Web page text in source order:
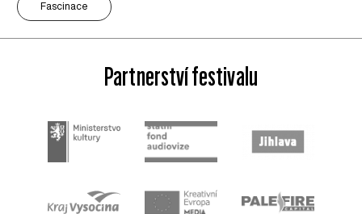
Fascinace
Partnerství festivalu